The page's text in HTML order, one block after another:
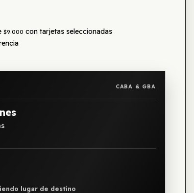
$9.000 con tarjetas seleccionadas
CABA & GBA
lugar de destino